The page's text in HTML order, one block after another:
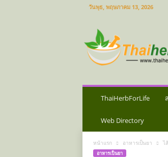
วันพุธ, พฤษภาคม 13, 2026
น
ไ
ThaiHerbForLife
Web Directory
หน้าแรก อาหารเป็นยา ไ
อาหารเป็นยา